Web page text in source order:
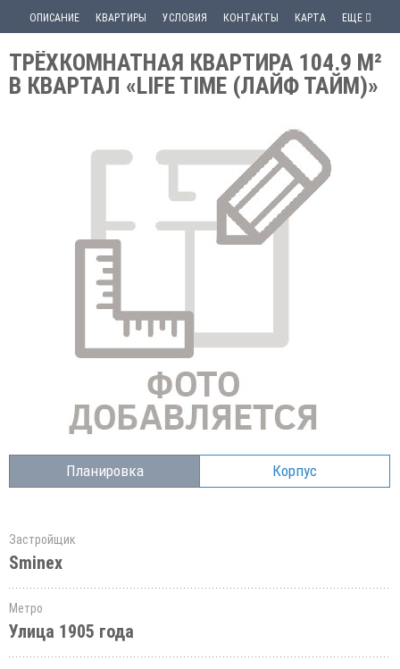
ОПИСАНИЕ КВАРТИРЫ УСЛОВИЯ КОНТАКТЫ КАРТА ЕЩЕ
ТРЁХКОМНАТНАЯ КВАРТИРА 104.9 М²
В КВАРТАЛ «LIFE TIME (ЛАЙФ ТАЙМ)»
Планировка Корпус
Застройщик
Sminex
Метро
Улица 1905 года